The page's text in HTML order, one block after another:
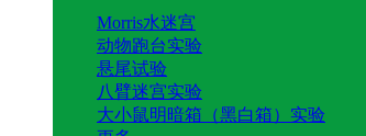
Morris水迷宫
动物跑台实验
悬尾试验
八臂迷宫实验
大小鼠明暗箱（黑白箱）实验